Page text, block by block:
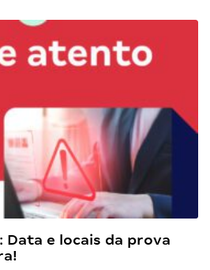
Data e locais da prova